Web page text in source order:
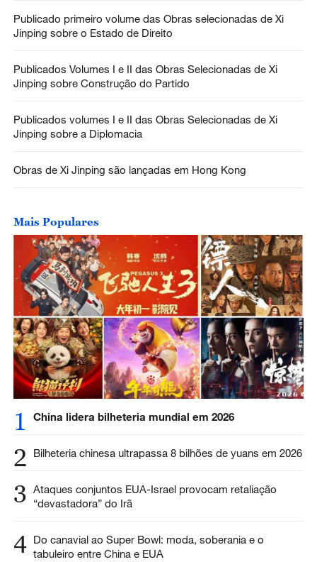
Publicado primeiro volume das Obras selecionadas de Xi
Jinping sobre o Estado de Direito
Publicados Volumes I e II das Obras Selecionadas de Xi
Jinping sobre Construção do Partido
Publicados volumes I e II das Obras Selecionadas de Xi
Jinping sobre a Diplomacia
Obras de Xi Jinping são lançadas em Hong Kong
Mais Populares
1 China lidera bilheteria mundial em 2026
2 Bilheteria chinesa ultrapassa 8 bilhões de yuans em 2026
3 Ataques conjuntos EUA-Israel provocam retaliação
“devastadora” do Irã
4 Do canavial ao Super Bowl: moda, soberania e o
tabuleiro entre China e EUA